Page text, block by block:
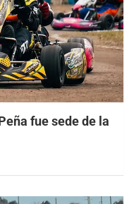
fue sede de la